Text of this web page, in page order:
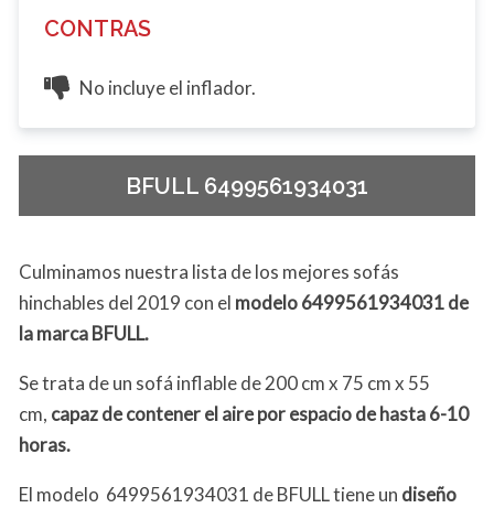
CONTRAS
No incluye el inflador.
BFULL 6499561934031
Culminamos nuestra lista de los mejores sofás
hinchables del 2019 con el modelo6499561934031 de
la marca BFULL.
Se trata de un sofá inflable de 200 cm x 75 cm x 55
cm, capaz de contener el aire por espacio de hasta 6-10
horas.
El modelo 6499561934031 de BFULL tiene un diseño